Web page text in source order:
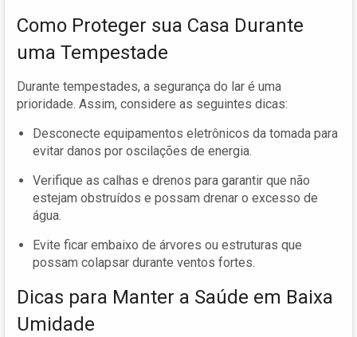
Como Proteger sua Casa Durante
uma Tempestade
Durante tempestades, a segurança do lar é uma
prioridade. Assim, considere as seguintes dicas:
Desconecte equipamentos eletrônicos da tomada para
evitar danos por oscilações de energia.
Verifique as calhas e drenos para garantir que não
estejam obstruídos e possam drenar o excesso de
água.
Evite ficar embaixo de árvores ou estruturas que
possam colapsar durante ventos fortes.
Dicas para Manter a Saúde em Baixa
Umidade